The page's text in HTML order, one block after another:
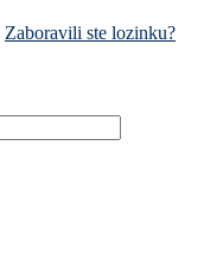
Zaboravili ste lozinku?